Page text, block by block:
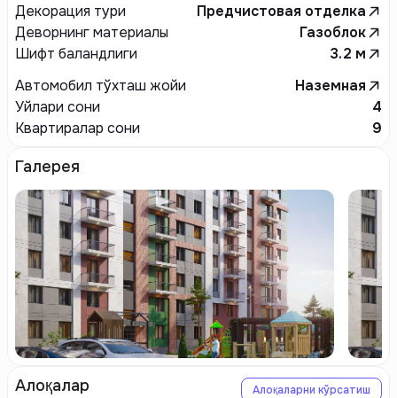
Декорация тури
Предчистовая отделка
Деворнинг материалы
Газоблок
Шифт баландлиги
3.2 м
Автомобил тўхташ жойи
Наземная
Уйлари сони
4
Квартиралар сони
9
Галерея
Алоқалар Алоқаларни кўрсатиш